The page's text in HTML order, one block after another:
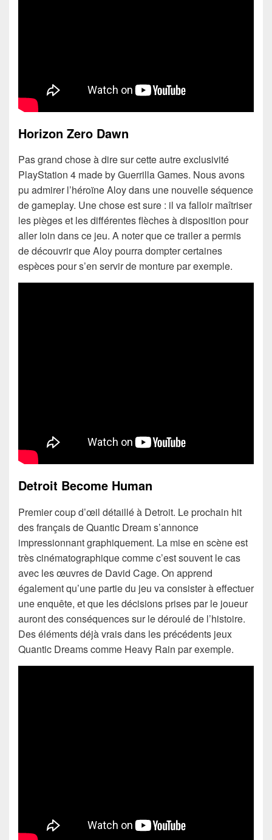
Horizon Zero Dawn
Pas grand chose à dire sur cette autre exclusivité
PlayStation 4 made by Guerrilla Games. Nous avons
pu admirer l’héroïne Aloy dans une nouvelle séquence
de gameplay. Une chose est sure : il va falloir maîtriser
les pièges et les différentes flèches à disposition pour
aller loin dans ce jeu. A noter que ce trailer a permis
de découvrir que Aloy pourra dompter certaines
espèces pour s’en servir de monture par exemple.
Detroit Become Human
Premier coup d’œil détaillé à Detroit. Le prochain hit
des français de Quantic Dream s’annonce
impressionnant graphiquement. La mise en scène est
très cinématographique comme c’est souvent le cas
avec les œuvres de David Cage. On apprend
également qu’une partie du jeu va consister à effectuer
une enquête, et que les décisions prises par le joueur
auront des conséquences sur le déroulé de l’histoire.
Des éléments déjà vrais dans les précédents jeux
Quantic Dreams comme Heavy Rain par exemple.